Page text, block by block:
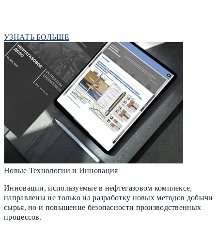
УЗНАТЬ БОЛЬШЕ
Новые Технологии и Инновация
Инновации, используемые в нефтегазовом комплексе,
направлены не только на разработку новых методов добычи
сырья, но и повышение безопасности производственных
процессов.